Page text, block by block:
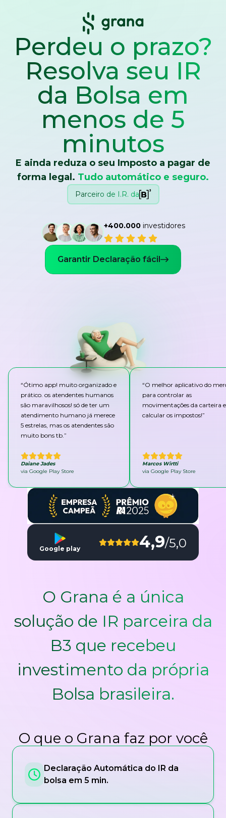
Perdeu o prazo?
Resolva seu IR
da Bolsa em
menos de 5
minutos
E ainda reduza o seu Imposto a pagar de
forma legal. Tudo automático e seguro.
Parceiro de I.R. da
+400.000investidores
Garantir Declaração fácil
“Ótimo app! muito organizado e
prático. os atendentes humanos
são maravilhosos! só de ter um
atendimento humano já merece
5 estrelas, mas os atendentes são
muito bons tb.”
Daiane Jades
via Google Play Store
“O melhor aplicativo do
para controlar as
movimentações da carteira e
calcular os impostos!”
Marcos Wirtti
via Google Play Store
Google play 4,9/5,0
O Grana é a única
solução de IR parceira da
B3 que recebeu
investimento da própria
Bolsa brasileira.
O que o Grana faz por você
Declaração Automática do IR da
bolsa em 5 min.